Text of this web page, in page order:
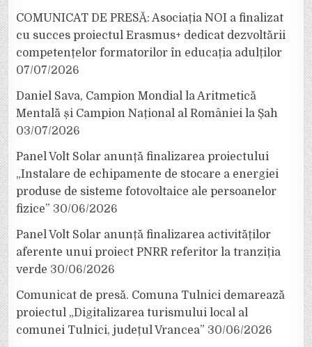
COMUNICAT DE PRESĂ: Asociația NOI a finalizat
cu succes proiectul Erasmus+ dedicat dezvoltării
competențelor formatorilor în educația adulților
07/07/2026
Daniel Sava, Campion Mondial la Aritmetică
Mentală și Campion Național al României la Șah
03/07/2026
Panel Volt Solar anunță finalizarea proiectului
„Instalare de echipamente de stocare a energiei
produse de sisteme fotovoltaice ale persoanelor
fizice” 30/06/2026
Panel Volt Solar anunță finalizarea activităților
aferente unui proiect PNRR referitor la tranziția
verde 30/06/2026
Comunicat de presă. Comuna Tulnici demarează
proiectul „Digitalizarea turismului local al
comunei Tulnici, județul Vrancea” 30/06/2026